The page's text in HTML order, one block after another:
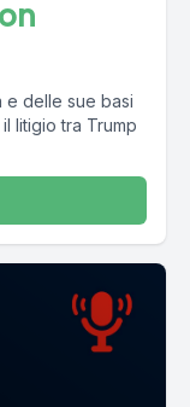
e delle sue basi
litigio tra Trump